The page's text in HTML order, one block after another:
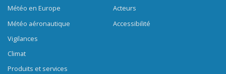
Météo en Europe
Météo aéronautique
Vigilances
Climat
Produits et services
Acteurs
Accessibilité